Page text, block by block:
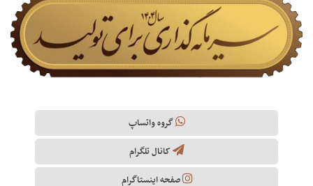
گروه واتساپ
کانال تلگرام
صفحه اینستاگرام